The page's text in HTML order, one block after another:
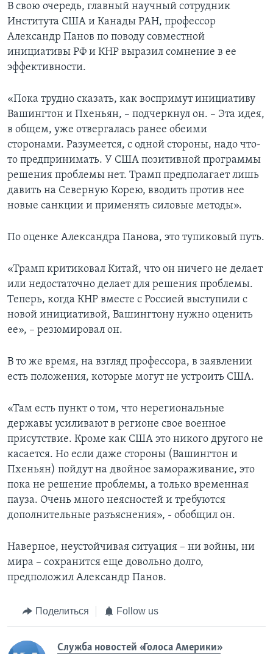
В свою очередь, главный научный сотрудник
Института США и Канады РАН, профессор
Александр Панов по поводу совместной
инициативы РФ и КНР выразил сомнение в ее
эффективности.
«Пока трудно сказать, как воспримут инициативу
Вашингтон и Пхеньян, – подчеркнул он. – Эта идея,
в общем, уже отвергалась ранее обеими
сторонами. Разумеется, с одной стороны, надо что-
то предпринимать. У США позитивной программы
решения проблемы нет. Трамп предполагает лишь
давить на Северную Корею, вводить против нее
новые санкции и применять силовые методы».
По оценке Александра Панова, это тупиковый путь.
«Трамп критиковал Китай, что он ничего не делает
или недостаточно делает для решения проблемы.
Теперь, когда КНР вместе с Россией выступили с
новой инициативой, Вашингтону нужно оценить
ее», – резюмировал он.
В то же время, на взгляд профессора, в заявлении
есть положения, которые могут не устроить США.
«Там есть пункт о том, что нерегиональные
державы усиливают в регионе свое военное
присутствие. Кроме как США это никого другого не
касается. Но если даже стороны (Вашингтон и
Пхеньян) пойдут на двойное замораживание, это
пока не решение проблемы, а только временная
пауза. Очень много неясностей и требуются
дополнительные разъяснения», - обобщил он.
Наверное, неустойчивая ситуация – ни войны, ни
мира – сохранится еще довольно долго,
предположил Александр Панов.
Поделиться Follow us
Служба новостей «Голоса Америки»